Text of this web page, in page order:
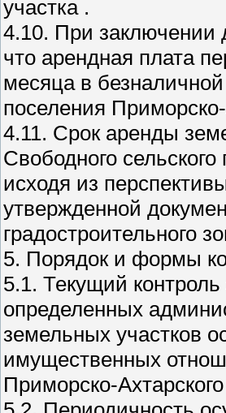
участка .
4.10. При заключении
что арендная плата
месяца в
поселения
4.11. Срок аренды
Свободного
исходя из
утвержденной
градостроительного
5. Порядок и формы
5.1. Текущий
определенных
земельных участков
имущественных
Приморско-